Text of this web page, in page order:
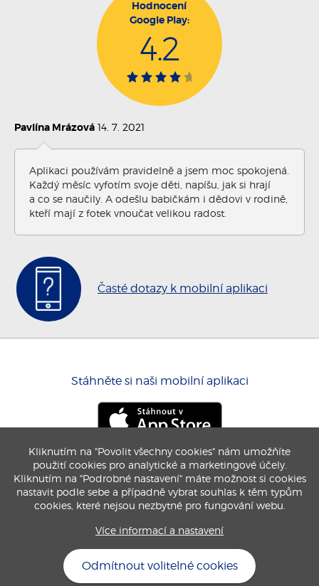
Hodnocení
Google Play:
4.2
Pavlína Mrázová14. 7. 2021
Aplikaci používám pravidelně a jsem moc spokojená.
Každý měsíc vyfotím svoje děti, napíšu, jak si hrají
a co se naučily. A odešlu babičkám i dědovi v rodině,
kteří mají z fotek vnoučat velikou radost.
Časté dotazy k mobilní aplikaci
Stáhněte si naši mobilní aplikaci
Kliknutím na "Povolit všechny cookies" nám umožňíte
použití cookies pro analytické a marketingové účely.
Kliknutím na "Podrobné nastavení" máte možnost si cookies
nastavit podle sebe a případně vybrat souhlas k těm typům
cookies, které nejsou nezbytné pro fungování webu.
Více informací a nastavení
Odmítnout volitelné cookies